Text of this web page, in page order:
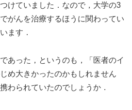
けていました．なので，大学の3
がんを治療するほうに関わってい
ます．
った，というのも，「医者のイ
め大きかったのかもしれません
わられていたのでしょうか．